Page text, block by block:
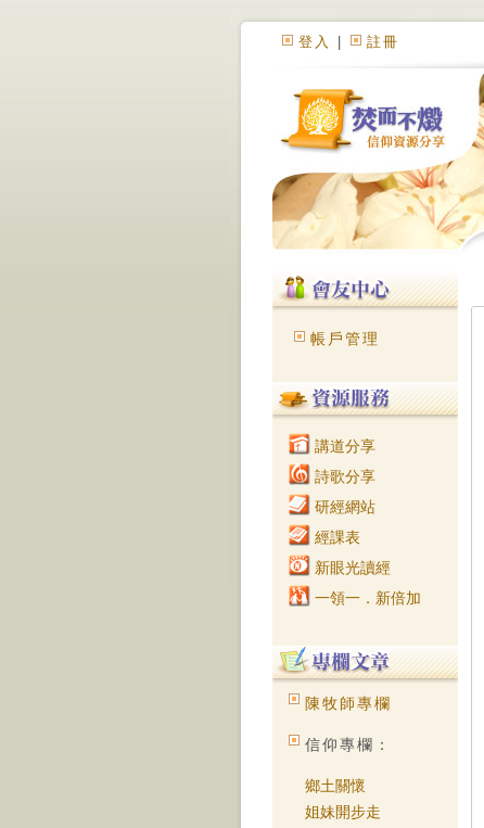
登入 註冊
帳戶管理
講道分享
詩歌分享
研經網站
經課表
新眼光讀經
一領一．新倍加
陳牧師專欄
信仰專欄：
鄉土關懷
姐妹開步走